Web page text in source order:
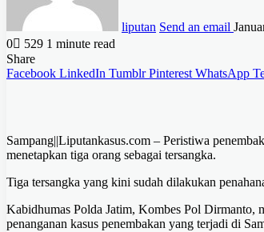
liputan Send an email
0
529 1 minute read
Share
Facebook LinkedIn Tumblr Pinterest WhatsApp
Sampang||Liputankasus.com – Peristiwa
menetapkan tiga orang sebagai tersangka.
Tiga tersangka yang kini sudah dilakukan
Kabidhumas Polda Jatim, Kombes Pol Dirmanto,
penanganan kasus penembakan yang terjadi di